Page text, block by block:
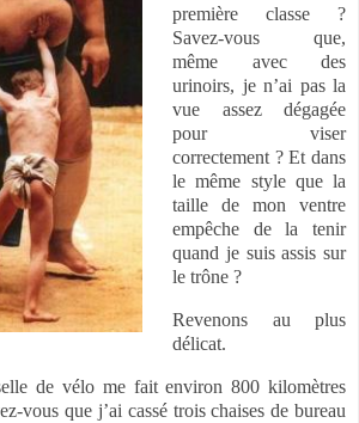
première classe ?
Savez-vous que,
même avec des
urinoirs, je n’ai pas la
vue assez dégagée
pour viser
correctement ? Et dans
le même style que la
taille de mon ventre
empêche de la tenir
quand je suis assis sur
le trône ?
Revenons au plus
délicat.
de vélo me fait environ 800 kilomètres
vous que j’ai cassé trois chaises de bureau